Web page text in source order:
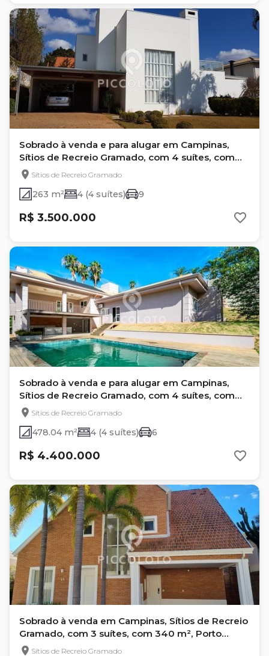
Sobrado à venda e para alugar em Campinas,
Sítios de Recreio Gramado, com 4 suítes, com
263 m²
Sítios de Recreio Gramado
263 m² 4 (4 suítes) 9
R$ 3.500.000
Sobrado à venda e para alugar em Campinas,
Sítios de Recreio Gramado, com 4 suítes, com
478.04 m²
Sítios de Recreio Gramado
478.04 m² 4 (4 suítes) 6
R$ 4.400.000
Sobrado à venda em Campinas, Sítios de Recreio
Gramado, com 3 suítes, com 340 m², Porto
Marbella
Sítios de Recreio Gramado